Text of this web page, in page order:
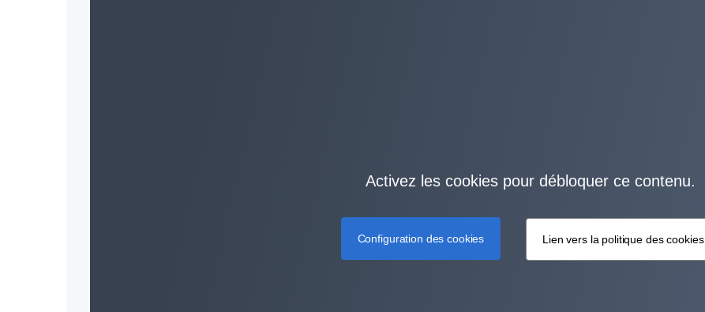
Activez les cookies pour débloquer ce contenu.
Configuration des cookies Lien vers la politique des cookies